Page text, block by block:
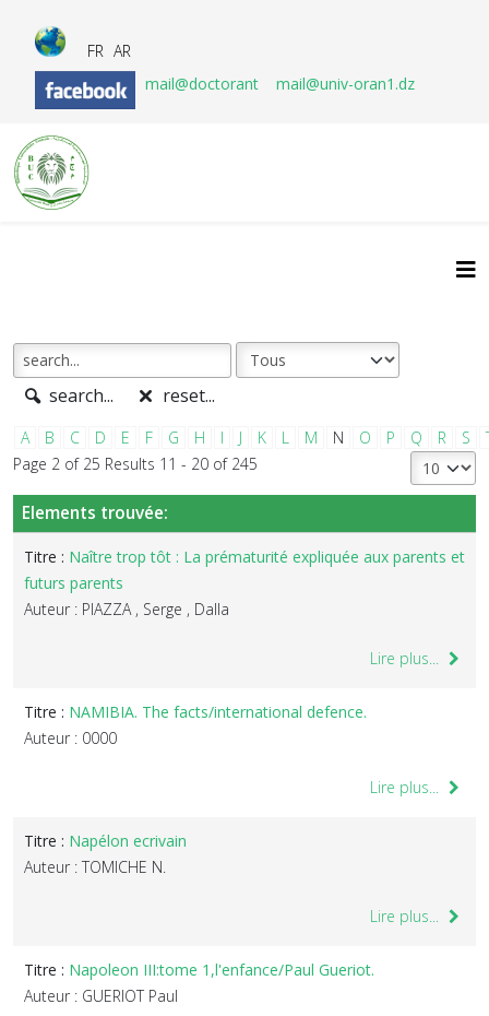
FR AR
mail@doctorant
mail@univ-oran1.dz
search... reset...
A B C D E F G H I J K L M N O P Q R S
Page 2 of 25 Results 11 - 20 of 245
Elements trouvée:
Titre : Naître trop tôt : La prématurité expliquée aux parents et
futurs parents
Auteur : PIAZZA , Serge , Dalla
Lire plus...
Titre : NAMIBIA. The facts/international defence.
Auteur : 0000
Lire plus...
Titre : Napélon ecrivain
Auteur : TOMICHE N.
Lire plus...
Titre : Napoleon III:tome 1,l'enfance/Paul Gueriot.
Auteur : GUERIOT Paul